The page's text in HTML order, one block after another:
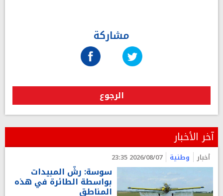
مشاركة
الرجوع
آخر الأخبار
أخبار وطنية 2026/08/07 23:35
سوسة: رشّ المبيدات
بواسطة الطائرة في هذه
المناطق